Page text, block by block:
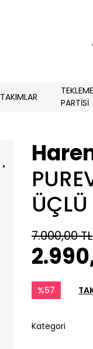
TAKIMLAR
TEKLEME
PARTİSİ
7.000,00 TL
%57
Kategori